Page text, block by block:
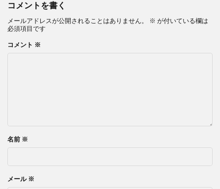
コメントを書く
メールアドレスが公開されることはありません。 ※ が付いている欄は
必須項目です
コメント ※
名前 ※
メール ※